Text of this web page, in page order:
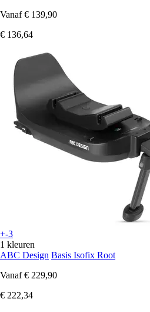
Vanaf € 139,90
€ 136,64
+-3
1 kleuren
ABC Design Basis Isofix Root
Vanaf € 229,90
€ 222,34